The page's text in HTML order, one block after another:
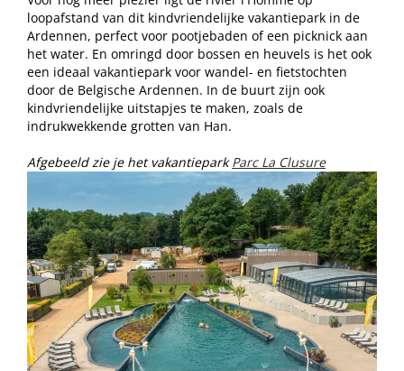
loopafstand van dit kindvriendelijke vakantiepark in de
Ardennen, perfect voor pootjebaden of een picknick aan
het water. En omringd door bossen en heuvels is het ook
een ideaal vakantiepark voor wandel- en fietstochten
door de Belgische Ardennen. In de buurt zijn ook
kindvriendelijke uitstapjes te maken, zoals de
indrukwekkende grotten van Han.
Afgebeeld zie je het vakantieparkParc La Clusure